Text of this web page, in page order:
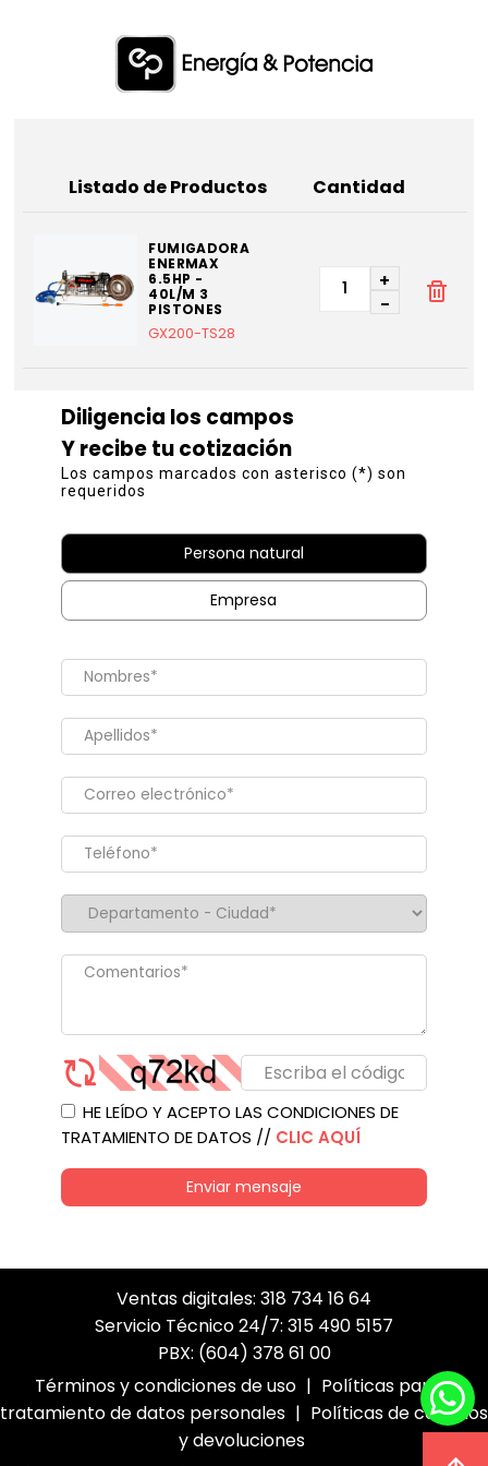
Listado de Productos Cantidad
FUMIGADORA
ENERMAX
6.5HP -
40L/M 3
PISTONES
GX200-TS28
+
-
Diligencia los campos
Y recibe tu cotización
Los campos marcados con asterisco (*) son
requeridos
Persona natural
Empresa
HE LEÍDO Y ACEPTO LAS CONDICIONES DE
TRATAMIENTO DE DATOS // CLIC AQUÍ
Enviar mensaje
Ventas digitales: 318 734 16 64
Servicio Técnico 24/7: 315 490 5157
PBX: (604) 378 61 00
Términos y condiciones de uso | Políticas para el
tratamiento de datos personales | Políticas de cambios
y devoluciones